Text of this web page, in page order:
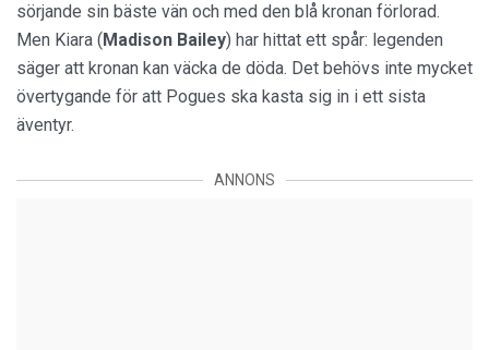
sörjande sin bäste vän och med den blå kronan förlorad.
Men Kiara (Madison Bailey) har hittat ett spår: legenden
säger att kronan kan väcka de döda. Det behövs inte mycket
övertygande för att Pogues ska kasta sig in i ett sista
äventyr.
ANNONS